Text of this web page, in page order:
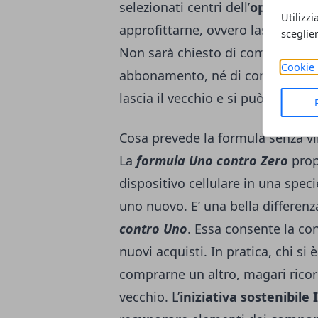
Cookie
selezionati centri dell’operatore
approfittarne, ovvero lasciare il
Non sarà chiesto di comprare
abbonamento, né di comprare
lascia il vecchio e si può uscire
Cosa prevede la formula senza
La formula Uno contro Zero
dispositivo cellulare in una
uno nuovo. E’ una bella
contro Uno. Essa consente la
nuovi acquisti. In pratica, chi si
comprarne un altro, magari
vecchio. L’iniziativa sostenibile